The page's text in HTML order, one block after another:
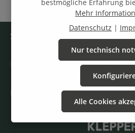
Service-Hotline
Rechtliche Angaben
Informationen
bestmögliche Erfahrung
Mehr
Datenschutz |
Nur technisch
Alle Cookies